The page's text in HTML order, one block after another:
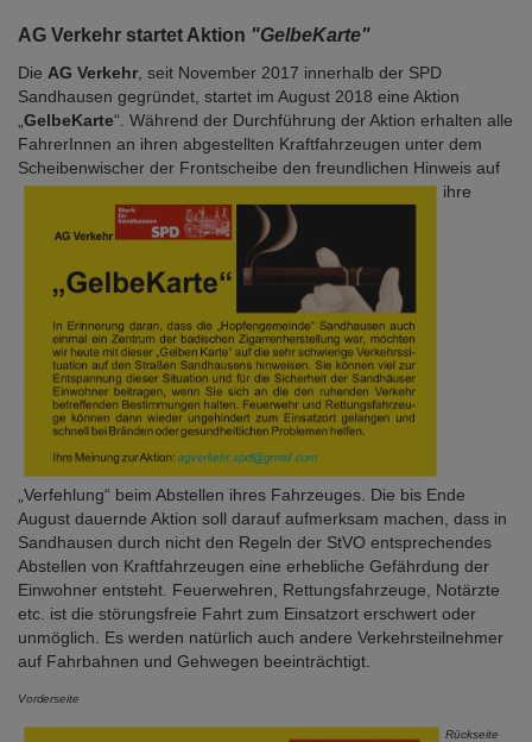
AG Verkehr startet Aktion "GelbeKarte"
Die AG Verkehr , seit November 2017 innerhalb der SPD
Sandhausen gegründet, startet im August 2018 eine Aktion
GelbeKarte“. Während der Durchführung der Aktion erhalten alle
FahrerInnen an ihren abgestellten Kraftfahrzeugen unter dem
Scheibenwischer der Frontscheibe den freundlichen Hinweis auf
ihre
„Verfehlung“ beim Abstellen ihres Fahrzeuges. Die bis Ende
August dauernde Aktion soll darauf aufmerksam machen, dass in
Sandhausen durch nicht den Regeln der StVO entsprechendes
Abstellen von Kraftfahrzeugen eine erhebliche Gefährdung der
Einwohner entsteht. Feuerwehren, Rettungsfahrzeuge, Notärzte
etc. ist die störungsfreie Fahrt zum Einsatzort erschwert oder
unmöglich. Es werden natürlich auch andere Verkehrsteilnehmer
auf Fahrbahnen und Gehwegen beeinträchtigt.
Vorderseite
Rückseite